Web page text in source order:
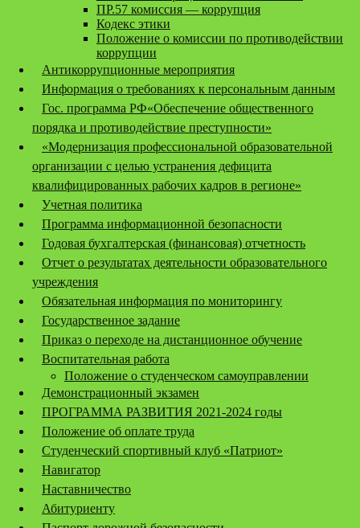
ПР.57 комиссия — коррупция
Кодекс этики
Положение о комиссии по противодействии
коррупции
Антикоррупционные мероприятия
Информация о требованиях к персональным данным
Гос. программа РФ«Обеспечение общественного
порядка и противодействие преступности»
«Модернизация профессиональной образовательной
организации с целью устранения дефицита
квалифицированных рабочих кадров в регионе»
Учетная политика
Программа информационной безопасности
Годовая бухгалтерская (финансовая) отчетность
Отчет о результатах деятельности образовательного
учреждения
Обязательная информация по мониторингу
Государственное задание
Приказ о переходе на дистанционное обучение
Воспитательная работа
Положение о студенческом самоуправлении
Демонстрационный экзамен
ПРОГРАММА РАЗВИТИЯ 2021-2024 годы
Положение об оплате труда
Студенческий спортивный клуб «Патриот»
Навигатор
Наставничество
Абитуриенту